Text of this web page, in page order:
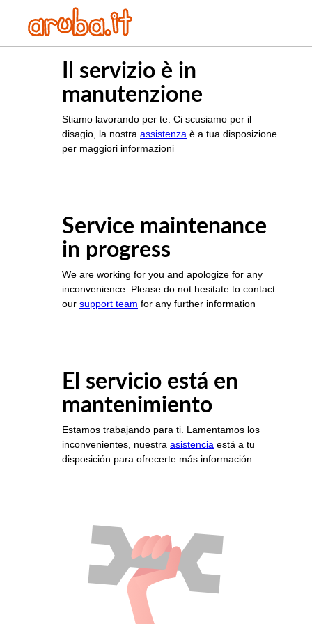
Il servizio è in
manutenzione
Stiamo lavorando per te. Ci scusiamo per il
disagio, la nostra assistenza è a tua disposizione
per maggiori informazioni
Service maintenance
in progress
We are working for you and apologize for any
inconvenience. Please do not hesitate to contact
our support team for any further information
El servicio está en
mantenimiento
Estamos trabajando para ti. Lamentamos los
inconvenientes, nuestra asistencia está a tu
disposición para ofrecerte más información